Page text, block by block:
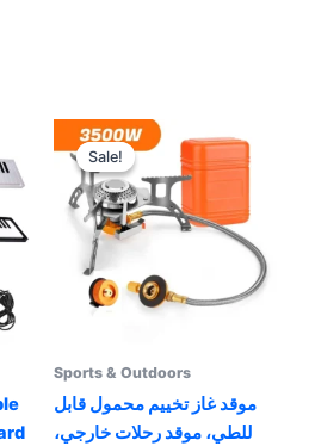
Sale!
Sale!
Sports & Outdoors
موقد غاز تخييم محمول قابل
للطي، موقد رحلات خارجي،